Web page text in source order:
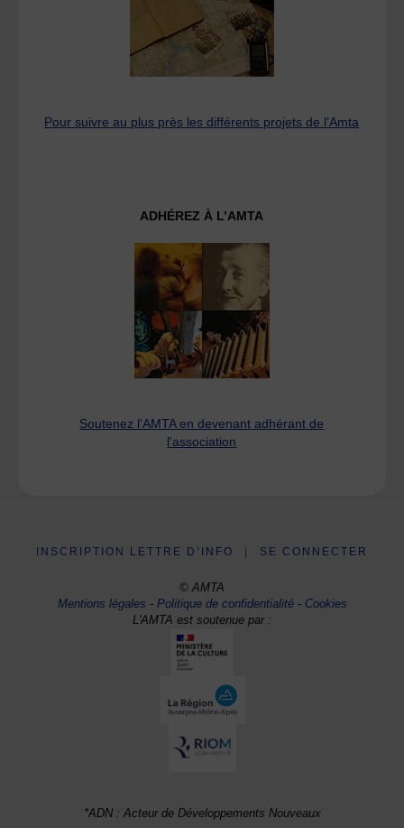
Pour suivre au plus près les différents projets de l’Amta
ADHÉREZ À L’AMTA
Soutenez l'AMTA en devenant adhérant de
l'association
INSCRIPTION LETTRE D’INFO SE CONNECTER
© AMTA
Mentions légales -Politique de confidentialité- Cookies
L'AMTA est soutenue par :
*ADN : Acteur de Développements Nouveaux